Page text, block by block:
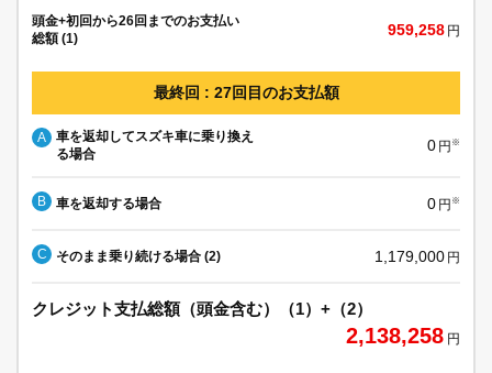
頭金+初回から26回までのお支払い
総額 (1)
959,258 円
最終回 : 27回目のお支払額
A
車を返却してスズキ車に乗り換え
る場合
0 円 ※
B 車を返却する場合 0 円 ※
C そのまま乗り続ける場合 (2) 1,179,000 円
クレジット支払総額（頭金含む）（1）+（2）
2,138,258 円